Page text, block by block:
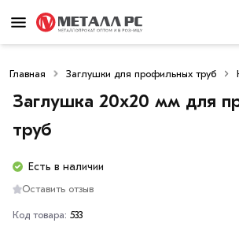
Главная Заглушки для профильных труб
Заглушка 20х20 мм для
труб
Есть в наличии
Оставить отзыв
Код товара: 533